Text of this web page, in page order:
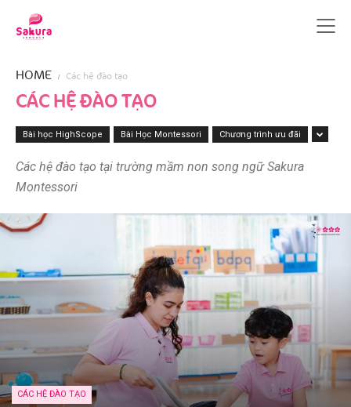
HOME Các hệ đào tạo
CÁC HỆ ĐÀO TẠO
Bài học HighScope Bài Học Montessori Chương trình ưu đãi
Các hệ đào tạo tại trường mầm non song ngữ Sakura
Montessori
CÁC HỆ ĐÀO TẠO